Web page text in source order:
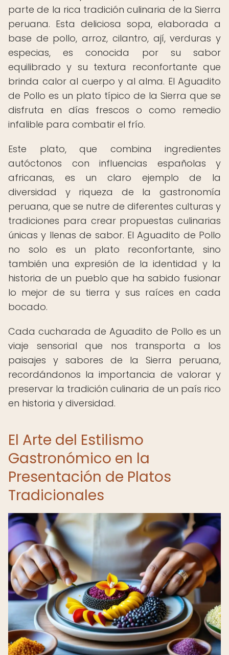
parte de la rica tradición culinaria de la Sierra
peruana. Esta deliciosa sopa, elaborada a
base de pollo, arroz, cilantro, ají, verduras y
especias, es conocida por su sabor
equilibrado y su textura reconfortante que
brinda calor al cuerpo y al alma. El Aguadito
de Pollo es un plato típico de la Sierra que se
disfruta en días frescos o como remedio
infalible para combatir el frío.
Este plato, que combina ingredientes
autóctonos con influencias españolas y
africanas, es un claro ejemplo de la
diversidad y riqueza de la gastronomía
peruana, que se nutre de diferentes culturas y
tradiciones para crear propuestas culinarias
únicas y llenas de sabor. El Aguadito de Pollo
no solo es un plato reconfortante, sino
también una expresión de la identidad y la
historia de un pueblo que ha sabido fusionar
lo mejor de su tierra y sus raíces en cada
bocado.
Cada cucharada de Aguadito de Pollo es un
viaje sensorial que nos transporta a los
paisajes y sabores de la Sierra peruana,
recordándonos la importancia de valorar y
preservar la tradición culinaria de un país rico
en historia y diversidad.
El Arte del Estilismo
Gastronómico en la
Presentación de Platos
Tradicionales